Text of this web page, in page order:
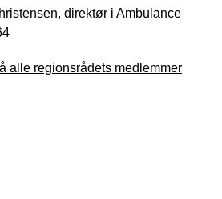
direktør i Ambulance
alle regionsrådets medlemmer